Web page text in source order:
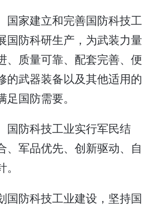
家建立和完善国防科技工
国防科研生产，为武装力量
、质量可靠、配套完善、便
的武器装备以及其他适用的
国防需要。
防科技工业实行军民结
、军品优先、创新驱动、自
国防科技工业建设，坚持国